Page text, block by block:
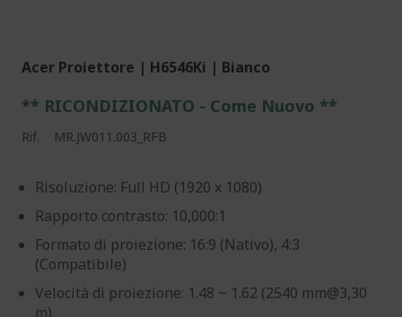
Acer Proiettore | H6546Ki | Bianco
** RICONDIZIONATO - Come Nuovo **
Rif. MR.JW011.003_RFB
Risoluzione: Full HD (1920 x 1080)
Rapporto contrasto: 10,000:1
Formato di proiezione: 16:9 (Nativo), 4:3
(Compatibile)
Velocità di proiezione: 1.48 ~ 1.62 (2540 mm@3,30
m)